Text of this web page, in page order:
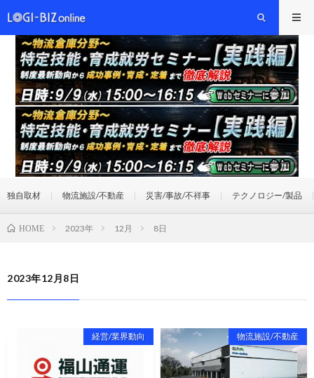
独自取材 物流施設/不動産 災害/事故/不祥事 テクノロジー/製品
HOME 2023年 12月 8日
2023年12月8日
経営/業界動向 物流施設/不動産